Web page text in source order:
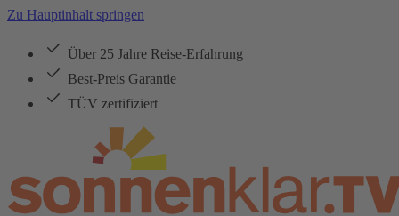
Zu Hauptinhalt springen
Über 25 Jahre Reise-Erfahrung
Best-Preis Garantie
TÜV zertifiziert